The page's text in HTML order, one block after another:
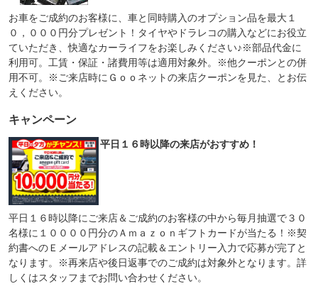
お車をご成約のお客様に、車と同時購入のオプション品を最大１
０，０００円分プレゼント！タイヤやドラレコの購入などにお役立
ていただき、快適なカーライフをお楽しみください♪※部品代金に
利用可。工賃・保証・諸費用等は適用対象外。※他クーポンとの併
用不可。※ご来店時にＧｏｏネットの来店クーポンを見た、とお伝
えください。
キャンペーン
平日１６時以降の来店がおすすめ！
平日１６時以降にご来店＆ご成約のお客様の中から毎月抽選で３０
名様に１００００円分のＡｍａｚｏｎギフトカードが当たる！※契
約書へのＥメールアドレスの記載＆エントリー入力で応募が完了と
なります。※再来店や後日返事でのご成約は対象外となります。詳
しくはスタッフまでお問い合わせください。